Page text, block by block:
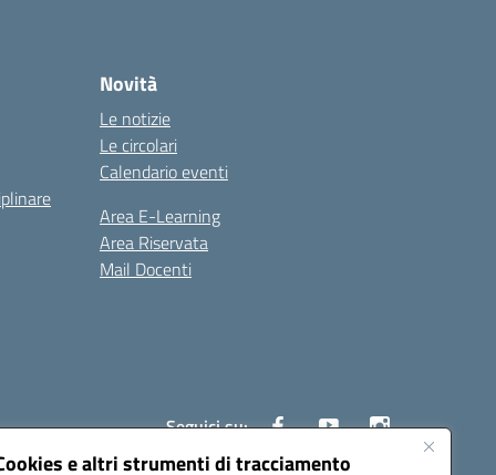
e altri strumenti di tracciamento
Novità
Le notizie
Le circolari
Calendario eventi
Area E-Learning
Area Riservata
Mail Docenti
Seguici su: